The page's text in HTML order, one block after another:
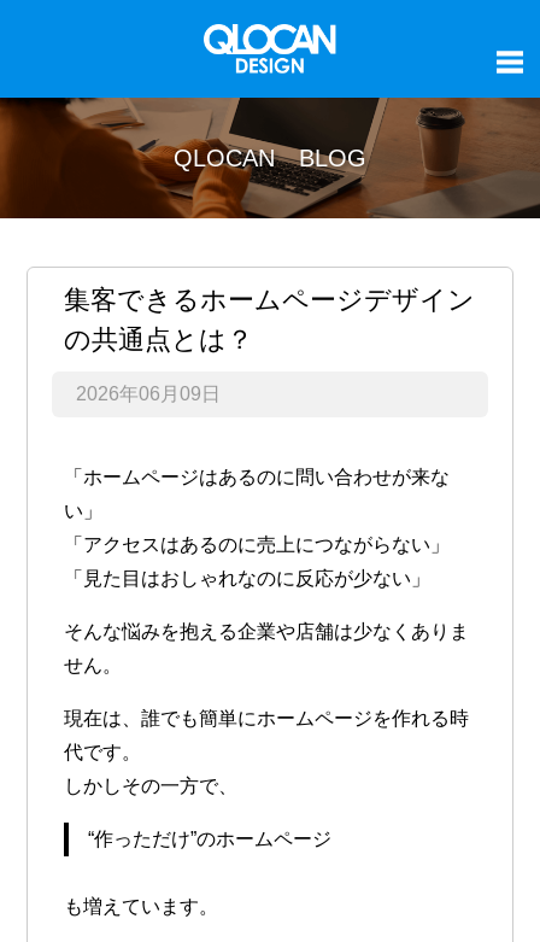
QLOCAN BLOG
集客できるホームページデザイン
の共通点とは？
2026年06月09日
「ホームページはあるのに問い合わせが来な
い」
「アクセスはあるのに売上につながらない」
「見た目はおしゃれなのに反応が少ない」
そんな悩みを抱える企業や店舗は少なくありま
せん。
現在は、誰でも簡単にホームページを作れる時
代です。
しかしその一方で、
“作っただけ”のホームページ
も増えています。